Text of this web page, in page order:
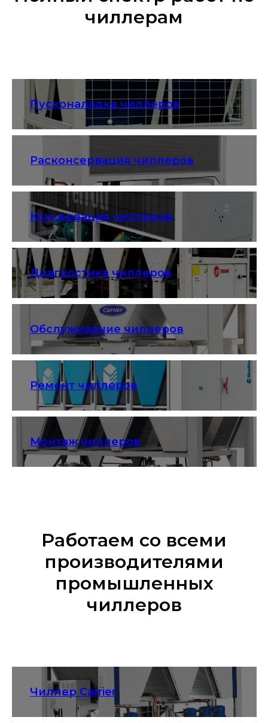
чиллерам
Пусконаладка чиллеров
Расконсервация чиллеров
Консервация чиллеров
Диагностика чиллеров
Обслуживание чиллеров
Ремонт чиллеров
Монтаж чиллеров
Работаем со всеми
производителями
промышленных
чиллеров
Чиллер Carrier